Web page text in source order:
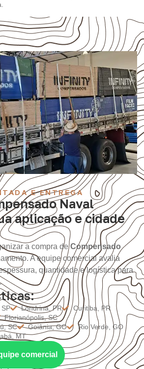
E ENTREGA
Naval
aplicação e cidade
a compra deCompensado
A equipe comercial avalia
quantidade e logística para
.
Londrina, PR
Curitiba, PR
Florianópolis, SC
SC
Goiânia, GO
Rio Verde, GO
MT
comercial